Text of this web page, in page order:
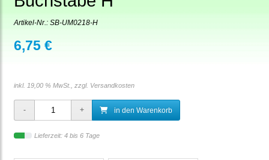
Artikel-Nr.: SB-UM0218-H
6,75 €
inkl. 19,00 % MwSt., zzgl. Versandkosten
in den Warenkorb
Lieferzeit: 4 bis 6 Tage